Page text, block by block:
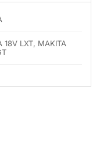
18V LXT, MAKITA